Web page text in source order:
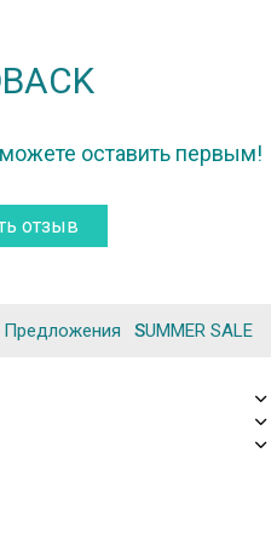
оставить первым!
отзыв
Предложения SUMMER SALE